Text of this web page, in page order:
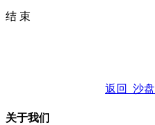
结 束
返回 沙
关于我们